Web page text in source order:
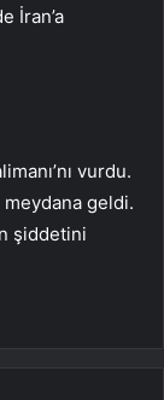
İran’a
vurdu.
meydana geldi.
şiddetini